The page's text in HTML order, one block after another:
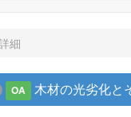
細
OA 木材の光劣化と